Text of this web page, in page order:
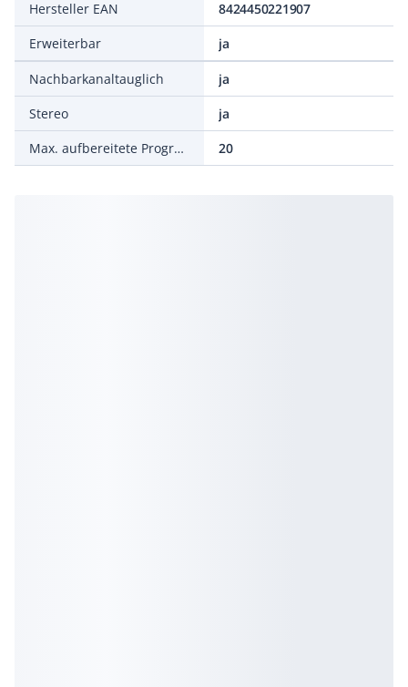
Hersteller EAN
8424450221907
Erweiterbar
ja
Nachbarkanaltauglich
ja
Stereo
ja
Max. aufbereitete Programme/Kanäle
20